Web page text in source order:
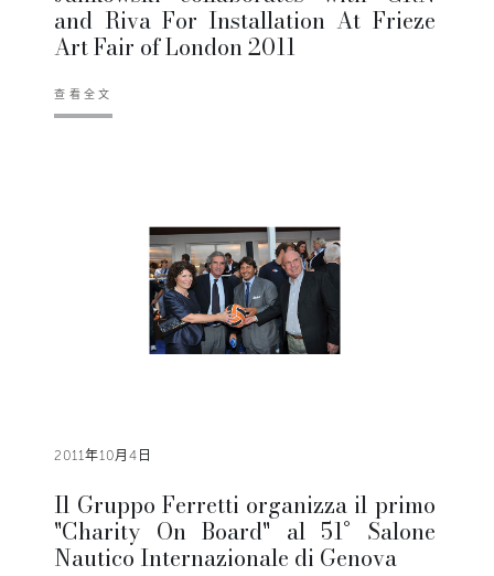
and Riva For Installation At Frieze
Art Fair of London 2011
查看全文
2011年10月4日
Il Gruppo Ferretti organizza il primo
"Charity On Board" al 51° Salone
Nautico Internazionale di Genova